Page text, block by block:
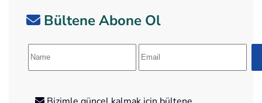
Bültene Abone Ol